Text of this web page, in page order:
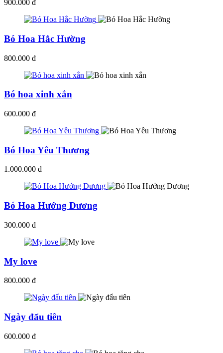
900.000 đ
Bó Hoa Hắc Hường
800.000 đ
Bó hoa xinh xắn
600.000 đ
Bó Hoa Yêu Thương
1.000.000 đ
Bó Hoa Hướng Dương
300.000 đ
My love
800.000 đ
Ngày đẩu tiên
600.000 đ